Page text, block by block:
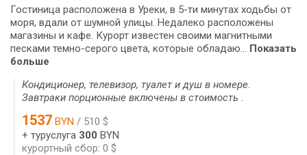
Гостиница расположена в Уреки, в 5-ти минутах ходьбы от
моря, вдали от шумной улицы. Недалеко расположены
магазины и кафе. Курорт известен своими магнитными
песками темно-серого цвета, которые обладаю... Показать
больше
Кондиционер, телевизор, туалет и душ в номере.
Завтраки порционные включены в стоимость .
1537 BYN / 510 $
+ туруслуга 300 BYN
курортный сбор: 0 $